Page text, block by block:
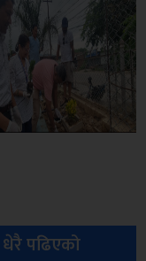
धेरै पढिएको